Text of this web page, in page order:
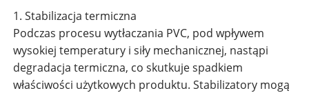
1. Stabilizacja termiczna
Podczas procesu wytłaczania PVC, pod wpływem
wysokiej temperatury i siły mechanicznej, nastąpi
degradacja termiczna, co skutkuje spadkiem
właściwości użytkowych produktu. Stabilizatory mogą